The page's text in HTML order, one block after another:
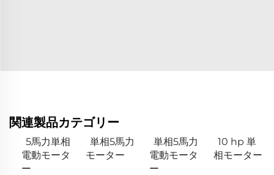
関連製品カテゴリー
5馬力単相
電動モータ
ー
単相5馬力
モーター
単相5馬力
電動モータ
ー
10 hp 単
相モーター